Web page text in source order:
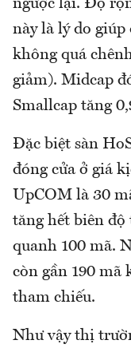
ngược lại. Độ
này là lý do giúp
không quá
giảm). Midcap
Smallcap tăng
Đặc biệt sàn
đóng cửa ở giá
UpCOM là 30
tăng hết biên
quanh 100 mã.
còn gần 190 mã
tham chiếu.
Như vậy thị